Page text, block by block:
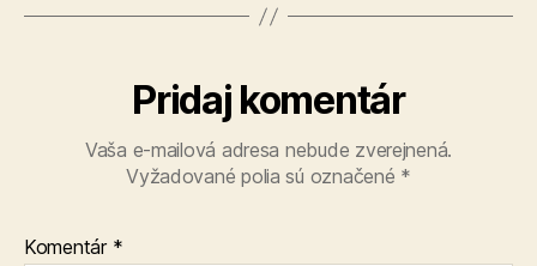
Pridaj komentár
Vaša e-mailová adresa nebude zverejnená.
Vyžadované polia sú označené *
Komentár *